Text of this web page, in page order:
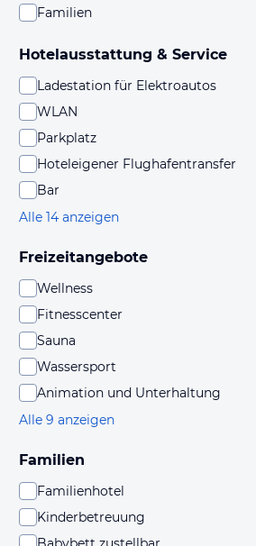
Familien
Hotelausstattung & Service
Ladestation für Elektroautos
WLAN
Parkplatz
Hoteleigener Flughafentransfer
Bar
Alle 14 anzeigen
Freizeitangebote
Wellness
Fitnesscenter
Sauna
Wassersport
Animation und Unterhaltung
Alle 9 anzeigen
Familien
Familienhotel
Kinderbetreuung